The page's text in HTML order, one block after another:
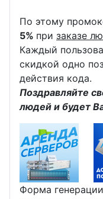
По этому
5% при заказе
Каждый
скидкой одно
действия кода.
Поздравляйте
людей и будет
Форма